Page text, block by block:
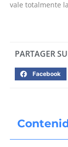
vale totalmente
PARTAGER
Facebook